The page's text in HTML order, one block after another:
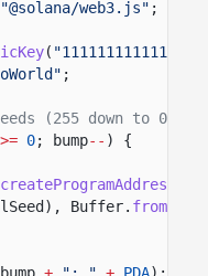
"@solana/web3.js" ;
(
;
(255 down to 0)
>= 0; bump-- ) {
Buffer. from
bump + ": " + PDA);